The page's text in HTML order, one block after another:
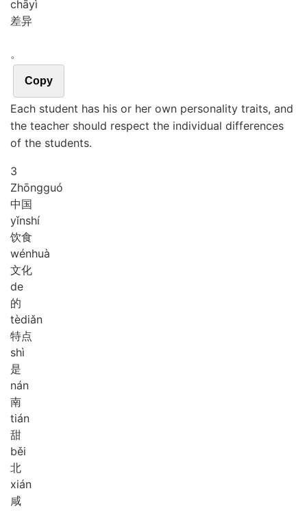
chāyì
差异
。
Copy
Each student has his or her own personality traits, and
the teacher should respect the individual differences
of the students.
3
Zhōngguó
中国
yǐnshí
饮食
wénhuà
文化
de
的
tèdiǎn
特点
shì
是
nán
南
tián
甜
běi
北
xián
咸